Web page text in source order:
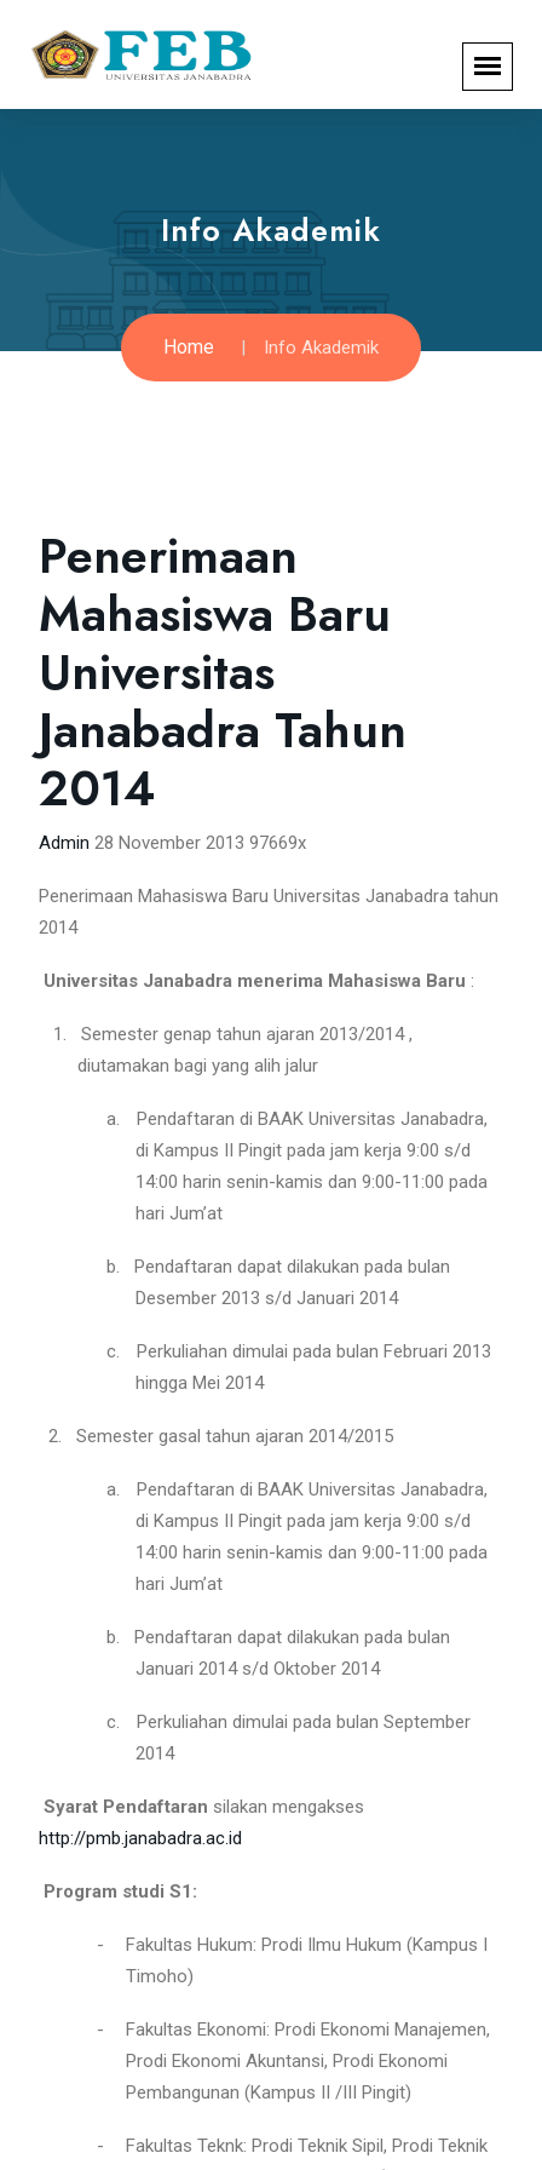
Info Akademik
Home Info Akademik
Penerimaan
Mahasiswa Baru
Universitas
Janabadra Tahun
2014
Admin 28 November 2013 97669x
Penerimaan Mahasiswa Baru Universitas Janabadra tahun
2014
Universitas Janabadra menerima Mahasiswa Baru :
1.
Semester genap tahun ajaran 2013/2014 ,
diutamakan bagi yang alih jalur
a.
Pendaftaran di BAAK Universitas Janabadra,
di Kampus II Pingit pada jam kerja 9:00 s/d
14:00 harin senin-kamis dan 9:00-11:00 pada
hari Jum’at
b.
Pendaftaran dapat dilakukan pada bulan
Desember 2013 s/d Januari 2014
c.
Perkuliahan dimulai pada bulan Februari 2013
hingga Mei 2014
2. Semester gasal tahun ajaran 2014/2015
a.
Pendaftaran di BAAK Universitas Janabadra,
di Kampus II Pingit pada jam kerja 9:00 s/d
14:00 harin senin-kamis dan 9:00-11:00 pada
hari Jum’at
b.
Pendaftaran dapat dilakukan pada bulan
Januari 2014 s/d Oktober 2014
c.
Perkuliahan dimulai pada bulan September
2014
Syarat Pendaftaran silakan mengakses
http://pmb.janabadra.ac.id
Program studi S1:
- Fakultas Hukum: Prodi Ilmu Hukum (Kampus I
Timoho)
-
Fakultas Ekonomi: Prodi Ekonomi Manajemen,
Prodi Ekonomi Akuntansi, Prodi Ekonomi
Pembangunan (Kampus II /III Pingit)
-
Fakultas Teknk: Prodi Teknik Sipil, Prodi Teknik